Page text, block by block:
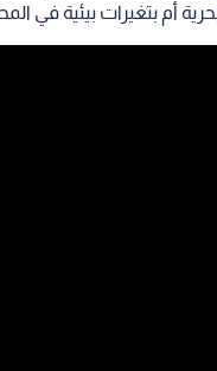
أم بتغيرات بيئية في